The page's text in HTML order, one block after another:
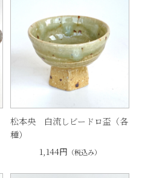
松本央 白流しビードロ盃（各
種）
1,144円 （税込み）